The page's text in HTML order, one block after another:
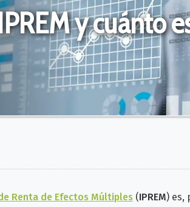
y cuánto
Renta de Efectos Múltiples (IPREM) es,